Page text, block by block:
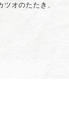
オのたたき、